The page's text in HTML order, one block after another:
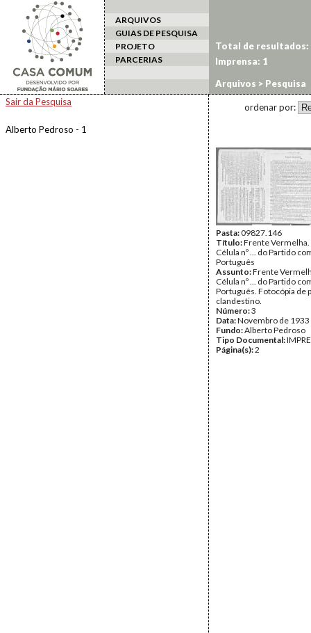
ARQUIVOS
GUIAS DE PESQUISA
PROJETO
PARCERIAS
Arquivos > Pesquisa
Sair da Pesquisa
Alberto Pedroso - 1
Total de resultados:
Imprensa: 1
ordenar por:
Pasta:09827.146
Título:Frente Vermelha.
Célula nº ... do Partido
Português
Assunto:Frente
Célula nº ... do Partido
Português. Fotocópia de
clandestino.
Número:3
Data:Novembro de 1933
Fundo:Alberto Pedroso
Tipo Documental:
Página(s):2